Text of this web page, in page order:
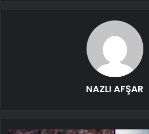
NAZLI AFŞAR